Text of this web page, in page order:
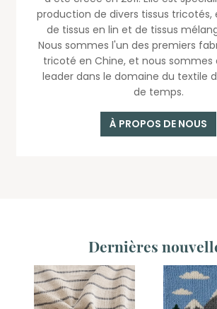
production de divers tissus tricotés,
de tissus en lin et de tissus
Nous sommes l'un des premiers
tricoté en Chine, et nous sommes
leader dans le domaine du textile
de temps.
À PROPOS DE NOUS
Dernières